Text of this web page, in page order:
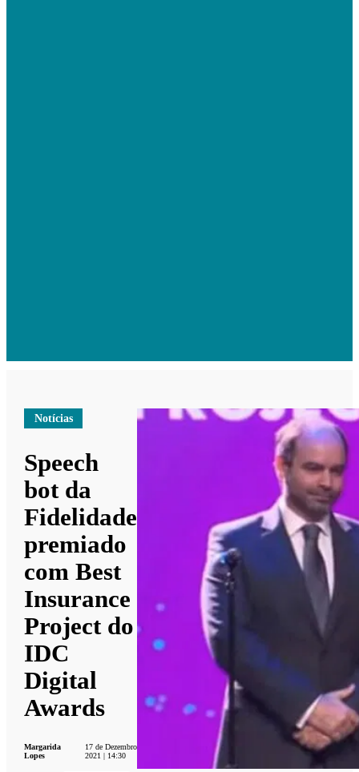
Notícias
Speech
bot da
Fidelidade
premiado
com Best
Insurance
Project do
IDC
Digital
Awards
Margarida
Lopes
17 de Dezembro
2021 | 14:30